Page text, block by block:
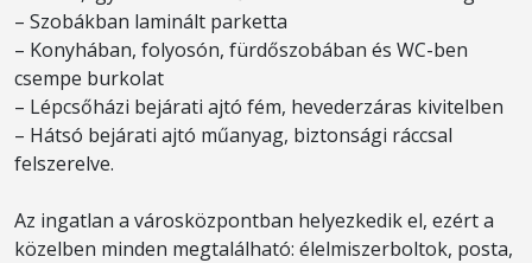
– Szobákban laminált parketta
– Konyhában, folyosón, fürdőszobában és WC-ben
csempe burkolat
– Lépcsőházi bejárati ajtó fém, hevederzáras kivitelben
– Hátsó bejárati ajtó műanyag, biztonsági ráccsal
felszerelve.
Az ingatlan a városközpontban helyezkedik el, ezért a
közelben minden megtalálható: élelmiszerboltok, posta,